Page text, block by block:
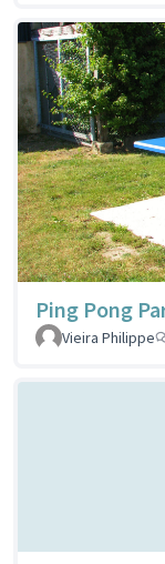
Ping Pong
Vieira Philippe